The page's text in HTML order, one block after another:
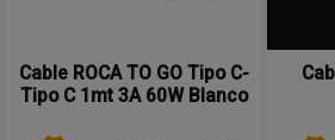
Cable ROCA TO GO Tipo C-
Tipo C 1mt 3A 60W Blanco